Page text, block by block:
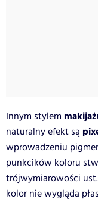
Innym stylem
naturalny efekt są
wprowadzeniu
punkcików koloru
trójwymiarowości
kolor nie wygląda